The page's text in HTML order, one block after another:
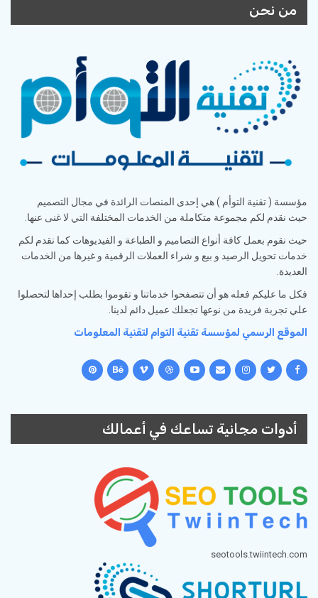
من نحن
مؤسسة ( تقنية التوأم ) هي إحدى المنصات الرائدة في مجال التصميم
حيث نقدم لكم مجموعة متكاملة من الخدمات المختلفة التي لا غنى عنها.
حيث نقوم بعمل كافة أنواع التصاميم و الطباعة و الفيديوهات كما نقدم لكم
خدمات تحويل الرصيد و بيع و شراء العملات الرقمية و غيرها من الخدمات
العديدة.
فكل ما عليكم فعله هو أن تتصفحوا خدماتنا و تقوموا بطلب إحداها لتحصلوا
علي تجربة فريدة من نوعها تجعلك عميل دائم لدينا.
الموقع الرسمي لمؤسسة تقنية التوام لتقنية المعلومات
أدوات مجانية تساعك في أعمالك
seotools.twiintech.com